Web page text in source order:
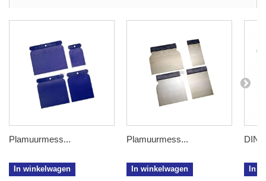
Plamuurmess...
In winkelwagen
Plamuurmess...
In winkelwagen In